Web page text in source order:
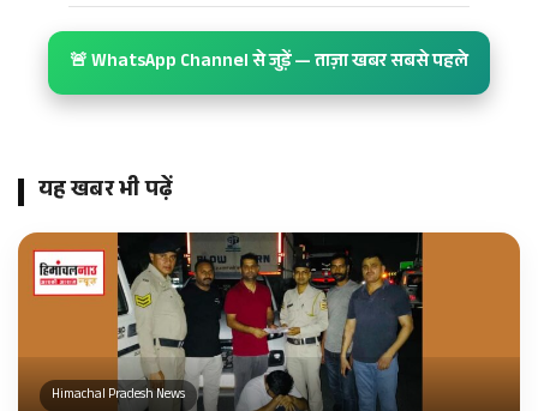
🚨 WhatsApp Channel से जुड़ें — ताज़ा खबर सबसे पहले
यह खबर भी पढ़ें
Himachal Pradesh News